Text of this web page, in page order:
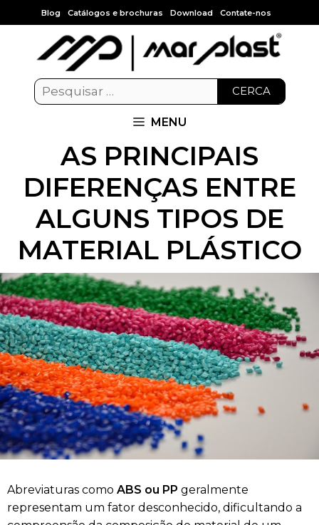
Blog Catálogos e brochuras Download Contate-nos
CERCA
MENU
AS PRINCIPAIS
DIFERENÇAS ENTRE
ALGUNS TIPOS DE
MATERIAL PLÁSTICO
Abreviaturas como ABS ou PP geralmente
representam um fator desconhecido, dificultando a